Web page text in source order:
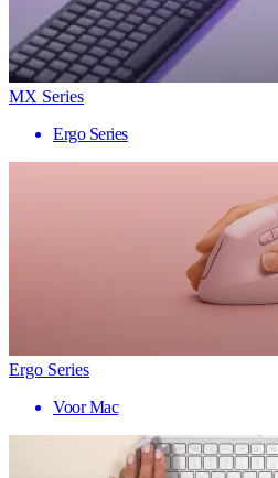
MX Series
Ergo Series
Ergo Series
Voor Mac